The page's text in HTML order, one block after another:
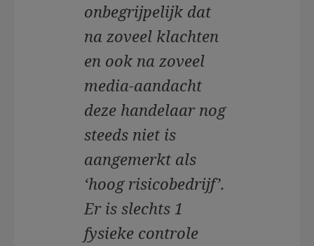
onbegrijpelijk dat
na zoveel klachten
en ook na zoveel
media-aandacht
deze handelaar nog
steeds niet is
aangemerkt als
‘hoog risicobedrijf’.
Er is slechts 1
fysieke controle